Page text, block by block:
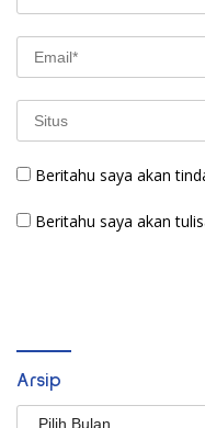
Beritahu saya akan
Beritahu saya akan
Arsip
Arsip